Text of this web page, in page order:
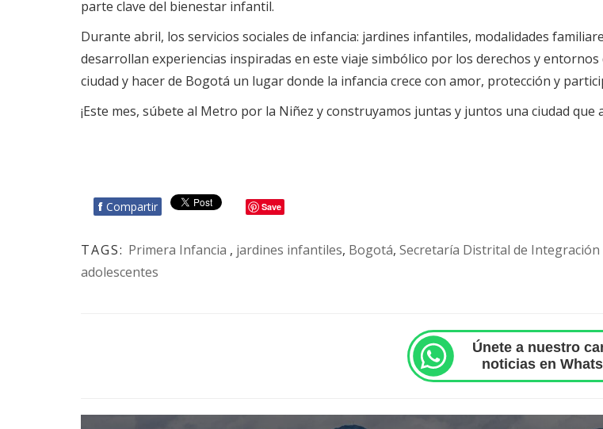
parte clave del bienestar infantil.
Durante abril, los servicios sociales de infancia: jardines infantiles, modalidades
desarrollan experiencias inspiradas en este viaje simbólico por los derechos y
ciudad y hacer de Bogotá un lugar donde la infancia crece con amor, protección y
¡Este mes, súbete al Metro por la Niñez y construyamos juntas y juntos una ciudad que
f Compartir Save
TAGS: Primera Infancia , jardines infantiles, Bogotá, Secretaría Distrital de Integración
adolescentes
Únete a nuestro
noticias en